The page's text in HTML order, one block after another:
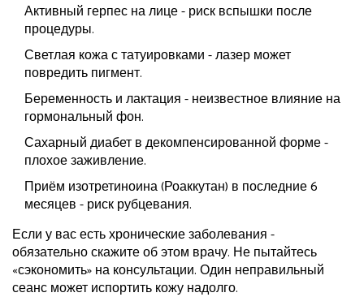
Активный герпес на лице - риск вспышки после
процедуры.
Светлая кожа с татуировками - лазер может
повредить пигмент.
Беременность и лактация - неизвестное влияние на
гормональный фон.
Сахарный диабет в декомпенсированной форме -
плохое заживление.
Приём изотретиноина (Роаккутан) в последние 6
месяцев - риск рубцевания.
Если у вас есть хронические заболевания -
обязательно скажите об этом врачу. Не пытайтесь
«сэкономить» на консультации. Один неправильный
сеанс может испортить кожу надолго.